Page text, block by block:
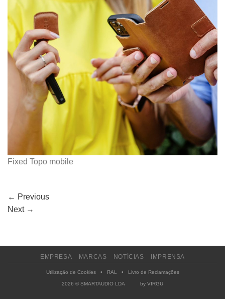
Fixed Topo mobile
← Previous
Next →
EMPRESA MARCAS NOTÍCIAS IMPRENSA
Utilização de Cookies• RAL • Livro de Reclamações
2026 © SMARTAUDIO LDA by VIRGU